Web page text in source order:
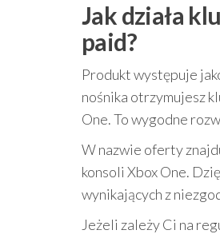
Jak działa
paid?
Produkt występuje
nośnika otrzymujesz
One. To wygodne
W nazwie oferty
konsoli Xbox One.
wynikających z
Jeżeli zależy Ci na